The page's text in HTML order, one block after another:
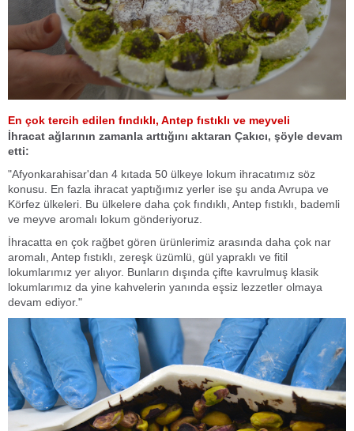
En çok tercih edilen fındıklı, Antep fıstıklı ve meyveli
İhracat ağlarının zamanla arttığını aktaran Çakıcı, şöyle devam
etti:
"Afyonkarahisar'dan 4 kıtada 50 ülkeye lokum ihracatımız söz
konusu. En fazla ihracat yaptığımız yerler ise şu anda Avrupa ve
Körfez ülkeleri. Bu ülkelere daha çok fındıklı, Antep fıstıklı, bademli
ve meyve aromalı lokum gönderiyoruz.
İhracatta en çok rağbet gören ürünlerimiz arasında daha çok nar
aromalı, Antep fıstıklı, zereşk üzümlü, gül yapraklı ve fitil
lokumlarımız yer alıyor. Bunların dışında çifte kavrulmuş klasik
lokumlarımız da yine kahvelerin yanında eşsiz lezzetler olmaya
devam ediyor."